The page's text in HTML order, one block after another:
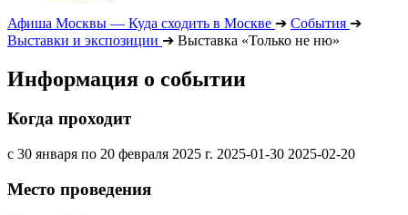
Афиша Москвы — Куда сходить в Москве ➔ События ➔
Выставки и экспозиции ➔ Выставка «Только не ню»
Информация о событии
Когда проходит
с 30 января по 20 февраля 2025 г. 2025-01-30 2025-02-20
Место проведения